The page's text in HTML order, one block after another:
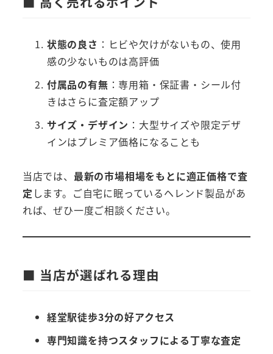
状態の良さ ：ヒビや欠けがないもの、使用
感の少ないものは高評価
付属品の有無 ：専用箱・保証書・シール付
きはさらに査定額アップ
サイズ・デザイン ：大型サイズや限定デザ
インはプレミア価格になることも
当店では、 最新の市場相場をもとに適正価格で査
定 します。ご自宅に眠っているヘレンド製品があ
れば、ぜひ一度ご相談ください。
■ 当店が選ばれる理由
経堂駅徒歩3分の好アクセス
専門知識を持つスタッフによる丁寧な査定